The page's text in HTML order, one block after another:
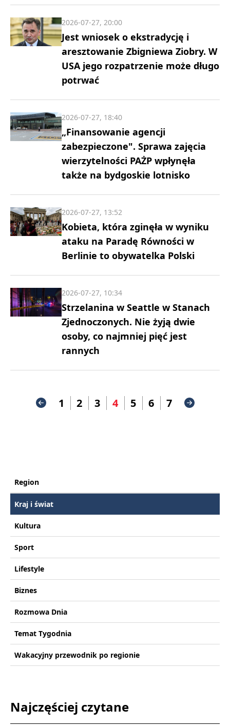
Jest wniosek o ekstradycję i
aresztowanie Zbigniewa Ziobry. W
USA jego rozpatrzenie może długo
potrwać
2026-07-27, 20:00
„Finansowanie agencji
zabezpieczone". Sprawa zajęcia
wierzytelności PAŻP wpłynęła
także na bydgoskie lotnisko
2026-07-27, 18:40
Kobieta, która zginęła w wyniku
ataku na Paradę Równości w
Berlinie to obywatelka Polski
2026-07-27, 13:52
Strzelanina w Seattle w Stanach
Zjednoczonych. Nie żyją dwie
osoby, co najmniej pięć jest
rannych
2026-07-27, 10:34
1 2 3 4 5 6 7
Region
Kraj i świat
Kultura
Sport
Lifestyle
Biznes
Rozmowa Dnia
Temat Tygodnia
Wakacyjny przewodnik po regionie
Najczęściej czytane